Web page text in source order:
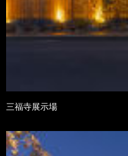
三福寺展示場